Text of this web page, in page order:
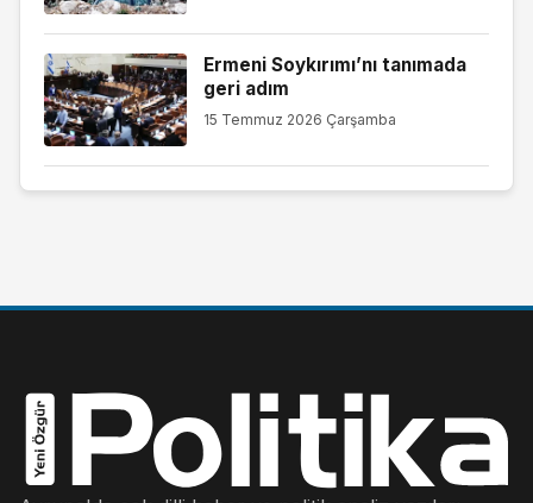
Ermeni Soykırımı’nı tanımada
geri adım
15 Temmuz 2026 Çarşamba